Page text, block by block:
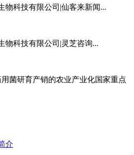
物科技有限公司|仙客来新闻...
物科技有限公司|灵芝咨询...
菌研育产销的农业产业化国家重点
介